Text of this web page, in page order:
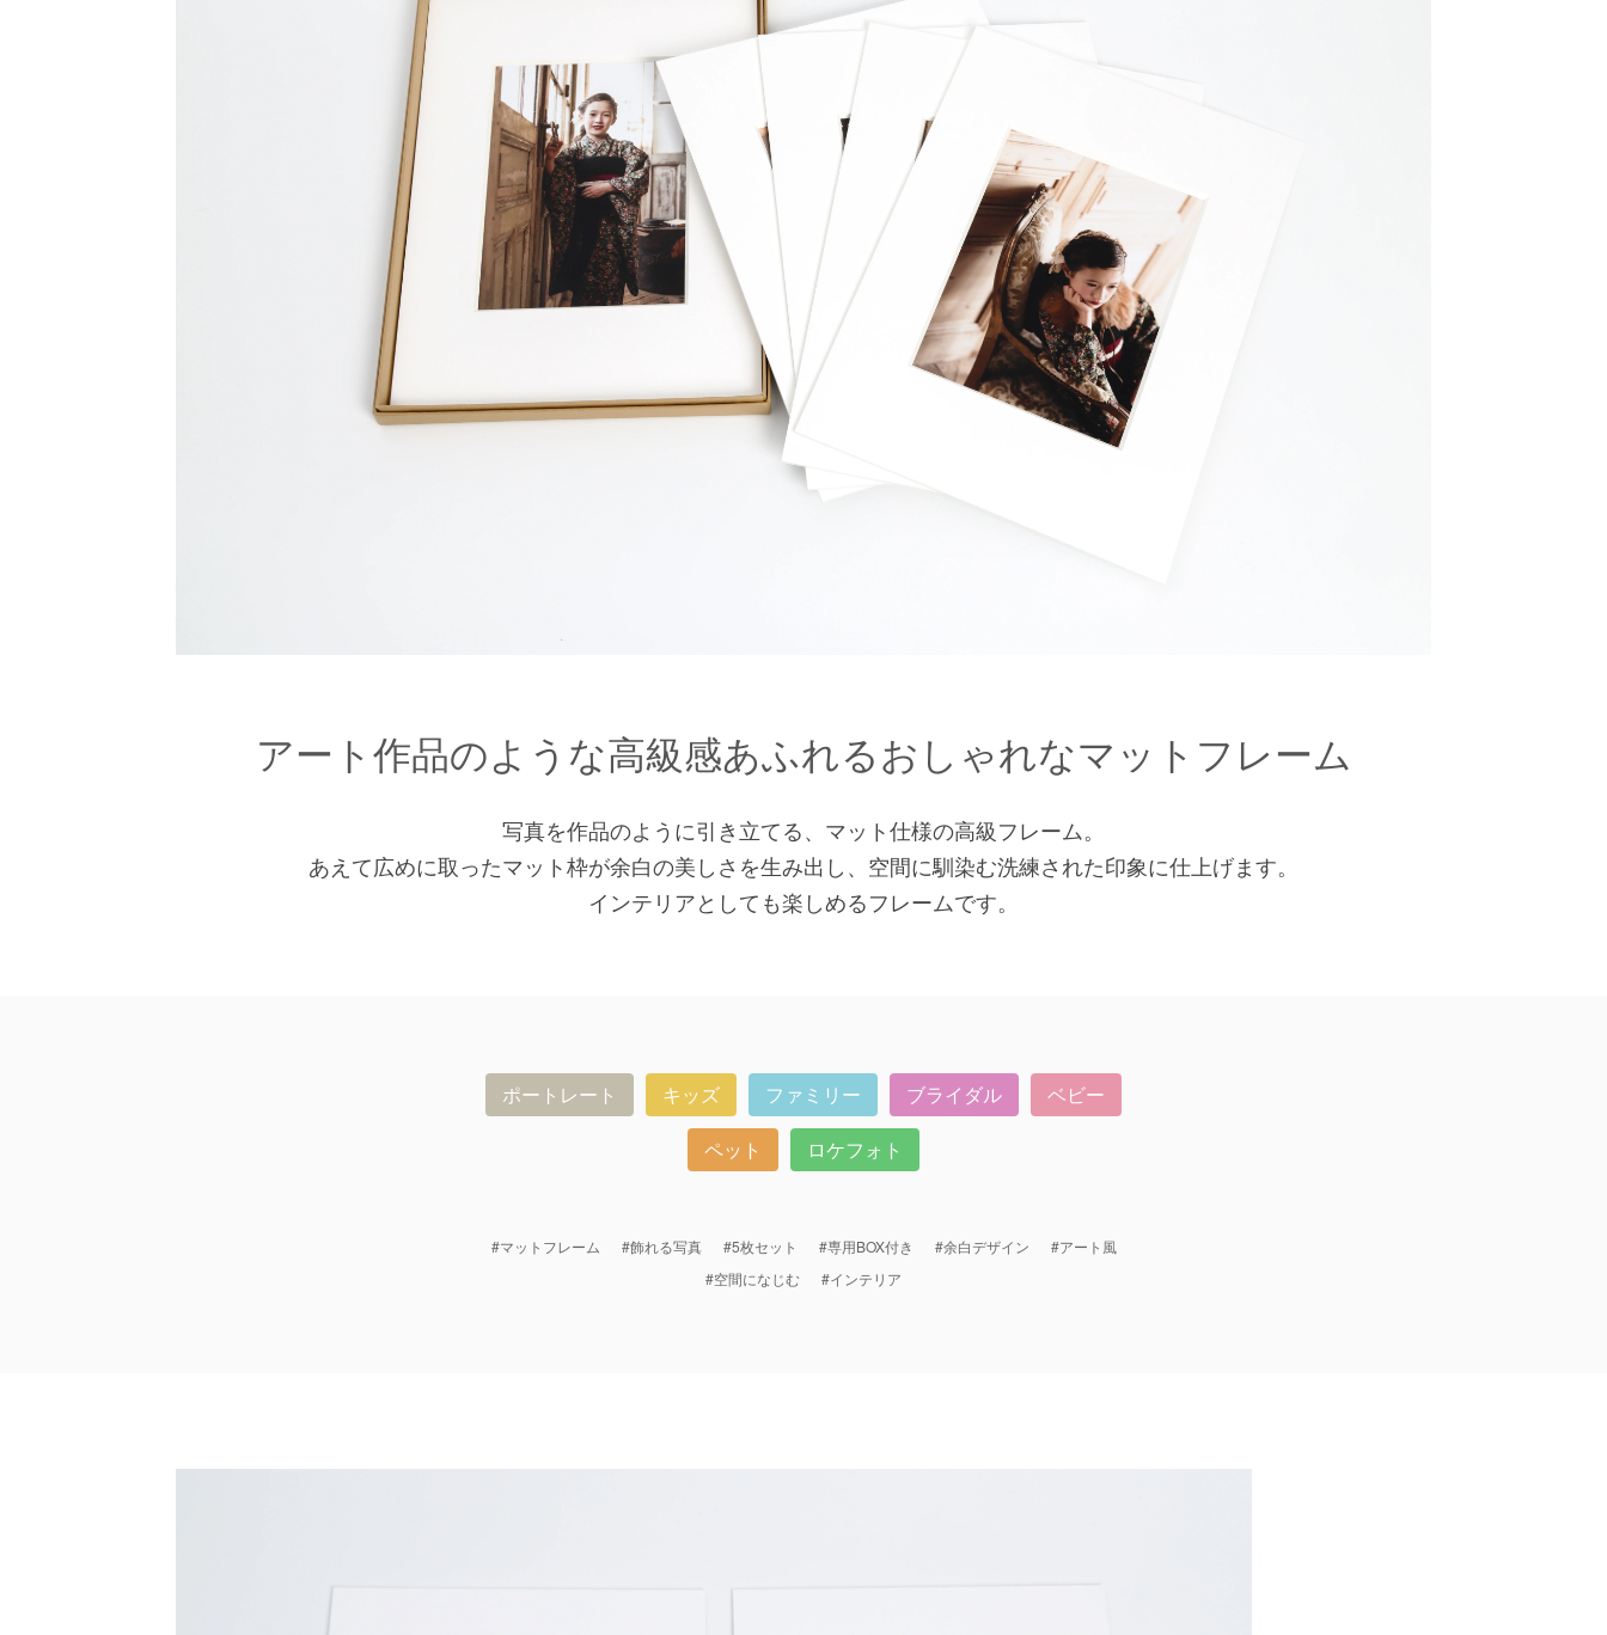
アート作品のような高級感あふれるおしゃれなマットフレーム
写真を作品のように引き立てる、マット仕様の高級フレーム。
あえて広めに取ったマット枠が余白の美しさを生み出し、空間に馴染む洗練された印象に仕上げます。
インテリアとしても楽しめるフレームです。
ポートレート キッズ ファミリー ブライダル
ベビー
ペット
ロケフォト
#マットフレーム #飾れる写真 #5枚セット #専用BOX付き #余白デザイン
#アート風
#空間になじむ
#インテリア